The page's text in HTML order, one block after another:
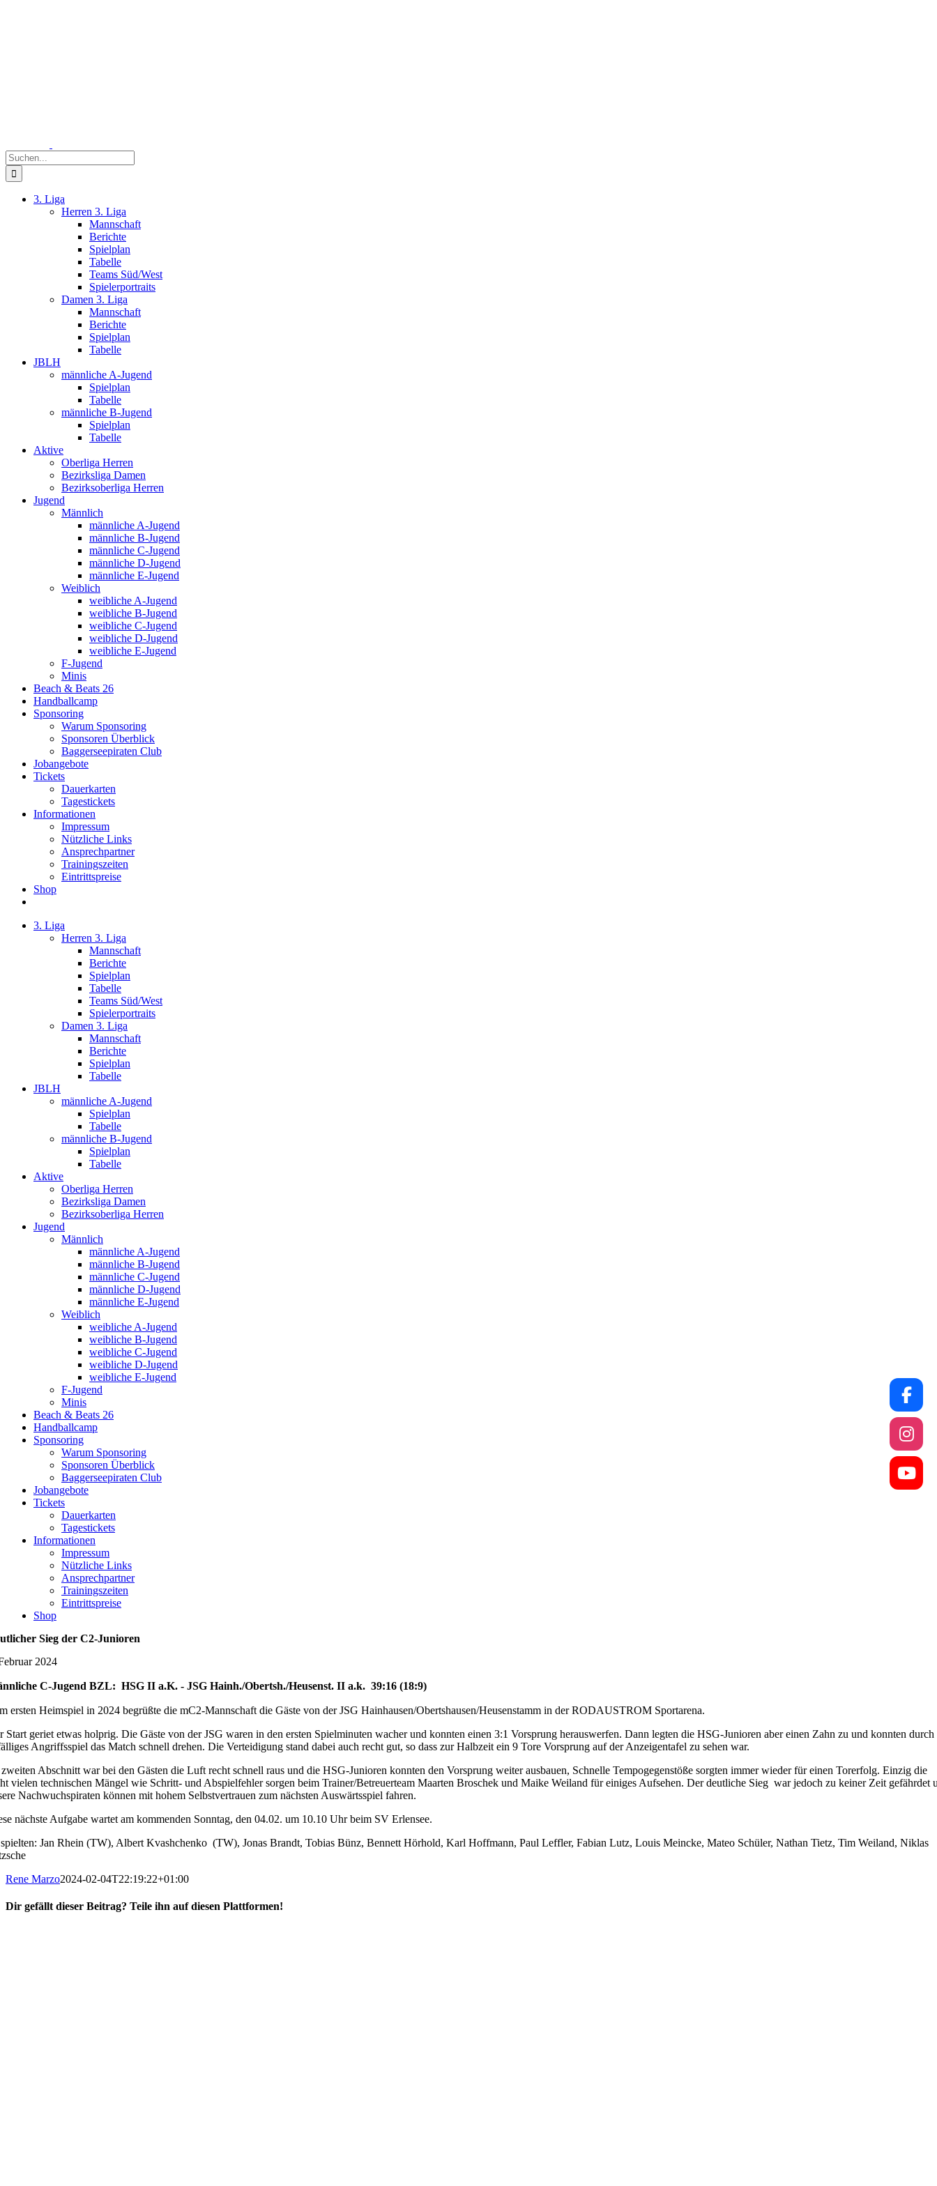
Suche
nach:
3. Liga
Herren 3. Liga
Mannschaft
Berichte
Spielplan
Tabelle
Teams Süd/West
Spielerportraits
Damen 3. Liga
Mannschaft
Berichte
Spielplan
Tabelle
JBLH
männliche A-Jugend
Spielplan
Tabelle
männliche B-Jugend
Spielplan
Tabelle
Aktive
Oberliga Herren
Bezirksliga Damen
Bezirksoberliga Herren
Jugend
Männlich
männliche A-Jugend
männliche B-Jugend
männliche C-Jugend
männliche D-Jugend
männliche E-Jugend
Weiblich
weibliche A-Jugend
weibliche B-Jugend
weibliche C-Jugend
weibliche D-Jugend
weibliche E-Jugend
F-Jugend
Minis
Beach & Beats 26
Handballcamp
Sponsoring
Warum Sponsoring
Sponsoren Überblick
Baggerseepiraten Club
Jobangebote
Tickets
Dauerkarten
Tagestickets
Informationen
Impressum
Nützliche Links
Ansprechpartner
Trainingszeiten
Eintrittspreise
Shop
3. Liga
Herren 3. Liga
Mannschaft
Berichte
Spielplan
Tabelle
Teams Süd/West
Spielerportraits
Damen 3. Liga
Mannschaft
Berichte
Spielplan
Tabelle
JBLH
männliche A-Jugend
Spielplan
Tabelle
männliche B-Jugend
Spielplan
Tabelle
Aktive
Oberliga Herren
Bezirksliga Damen
Bezirksoberliga Herren
Jugend
Männlich
männliche A-Jugend
männliche B-Jugend
männliche C-Jugend
männliche D-Jugend
männliche E-Jugend
Weiblich
weibliche A-Jugend
weibliche B-Jugend
weibliche C-Jugend
weibliche D-Jugend
weibliche E-Jugend
F-Jugend
Minis
Beach & Beats 26
Handballcamp
Sponsoring
Warum Sponsoring
Sponsoren Überblick
Baggerseepiraten Club
Jobangebote
Tickets
Dauerkarten
Tagestickets
Informationen
Impressum
Nützliche Links
Ansprechpartner
Trainingszeiten
Eintrittspreise
Shop
Sieg der C2-Junioren
2024
C-Jugend BZL: HSG II a.K. - JSG Hainh./Obertsh./Heusenst. II a.k. 39:16 (18:9)
ersten Heimspiel in 2024 begrüßte die mC2-Mannschaft die Gäste von der JSG Hainhausen/Obertshausen/Heusenstamm in der RODAUSTROM Sportarena.
Start geriet etwas holprig. Die Gäste von der JSG waren in den ersten Spielminuten wacher und konnten einen 3:1 Vorsprung herauswerfen. Dann legten die HSG-Junioren aber einen Zahn zu und konnten durch
Angriffsspiel das Match schnell drehen. Die Verteidigung stand dabei auch recht gut, so dass zur Halbzeit ein 9 Tore Vorsprung auf der Anzeigentafel zu sehen war.
Abschnitt war bei den Gästen die Luft recht schnell raus und die HSG-Junioren konnten den Vorsprung weiter ausbauen, Schnelle Tempogegenstöße sorgten immer wieder für einen Torerfolg. Einzig die
vielen technischen Mängel wie Schritt- und Abspielfehler sorgen beim Trainer/Betreuerteam Maarten Broschek und Maike Weiland für einiges Aufsehen. Der deutliche Sieg war jedoch zu keiner Zeit gefährdet
Nachwuchspiraten können mit hohem Selbstvertrauen zum nächsten Auswärtsspiel fahren.
nächste Aufgabe wartet am kommenden Sonntag, den 04.02. um 10.10 Uhr beim SV Erlensee.
Jan Rhein (TW), Albert Kvashchenko (TW), Jonas Brandt, Tobias Bünz, Bennett Hörhold, Karl Hoffmann, Paul Leffler, Fabian Lutz, Louis Meincke, Mateo Schüler, Nathan Tietz, Tim Weiland, Niklas
Rene Marzo2024-02-04T22:19:22+01:00
Dir gefällt dieser Beitrag? Teile ihn auf diesen Plattformen!